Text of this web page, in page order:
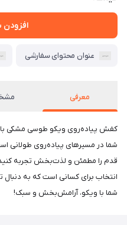
افزودن
عنوان محتوای سفارشی
معرفی
کفش پیاده‌روی ویکو طوسی مشکی
شما در مسیرهای پیاده‌روی طولانی
قدم را مطمئن و لذت‌بخش تجربه
انتخاب برای کسانی است که به
شما با ویکو، آرامش‌بخش و سبک!